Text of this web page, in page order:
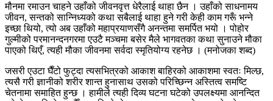
मौनमा रमाउन चाहने उहाँको जीवनवृत्त धेरैलाई थाहा छैन । उहाँको साधनामय
जीवन, सन्तको सान्निध्यको कथा सबैलाई थाहा हुने गरी केही काम गरूँ भन्ने
इच्छा थियो, त्यो अब उहाँको महाप्रयाणसँगै अनन्तमा समर्पित भयो । पोहोर
गुल्मीको परमानन्दनगरमा एउटै मञ्चमा बसेर मैले भागवतका कथा सुनाउने मौका
पाएको थिएँ, त्यही मौका जीवनमा सर्वदा स्मृतियोग्य रहनेछ । (मनोजका शब्द)
जसरी एउटा घैँटो फुट्दा त्यसभित्रको आकाश बाहिरको आकाशमा स्वतः मिल्छ,
त्यसै गरी ज्ञानीको शरीर शान्त हुनासाथ उसको परिच्छिन्न अस्तित्व समष्टि
चेतनामा समाहित हुन्छ । हामीले त्यही दिव्य घटना घटेको उपलक्ष्यमा आनन्दित